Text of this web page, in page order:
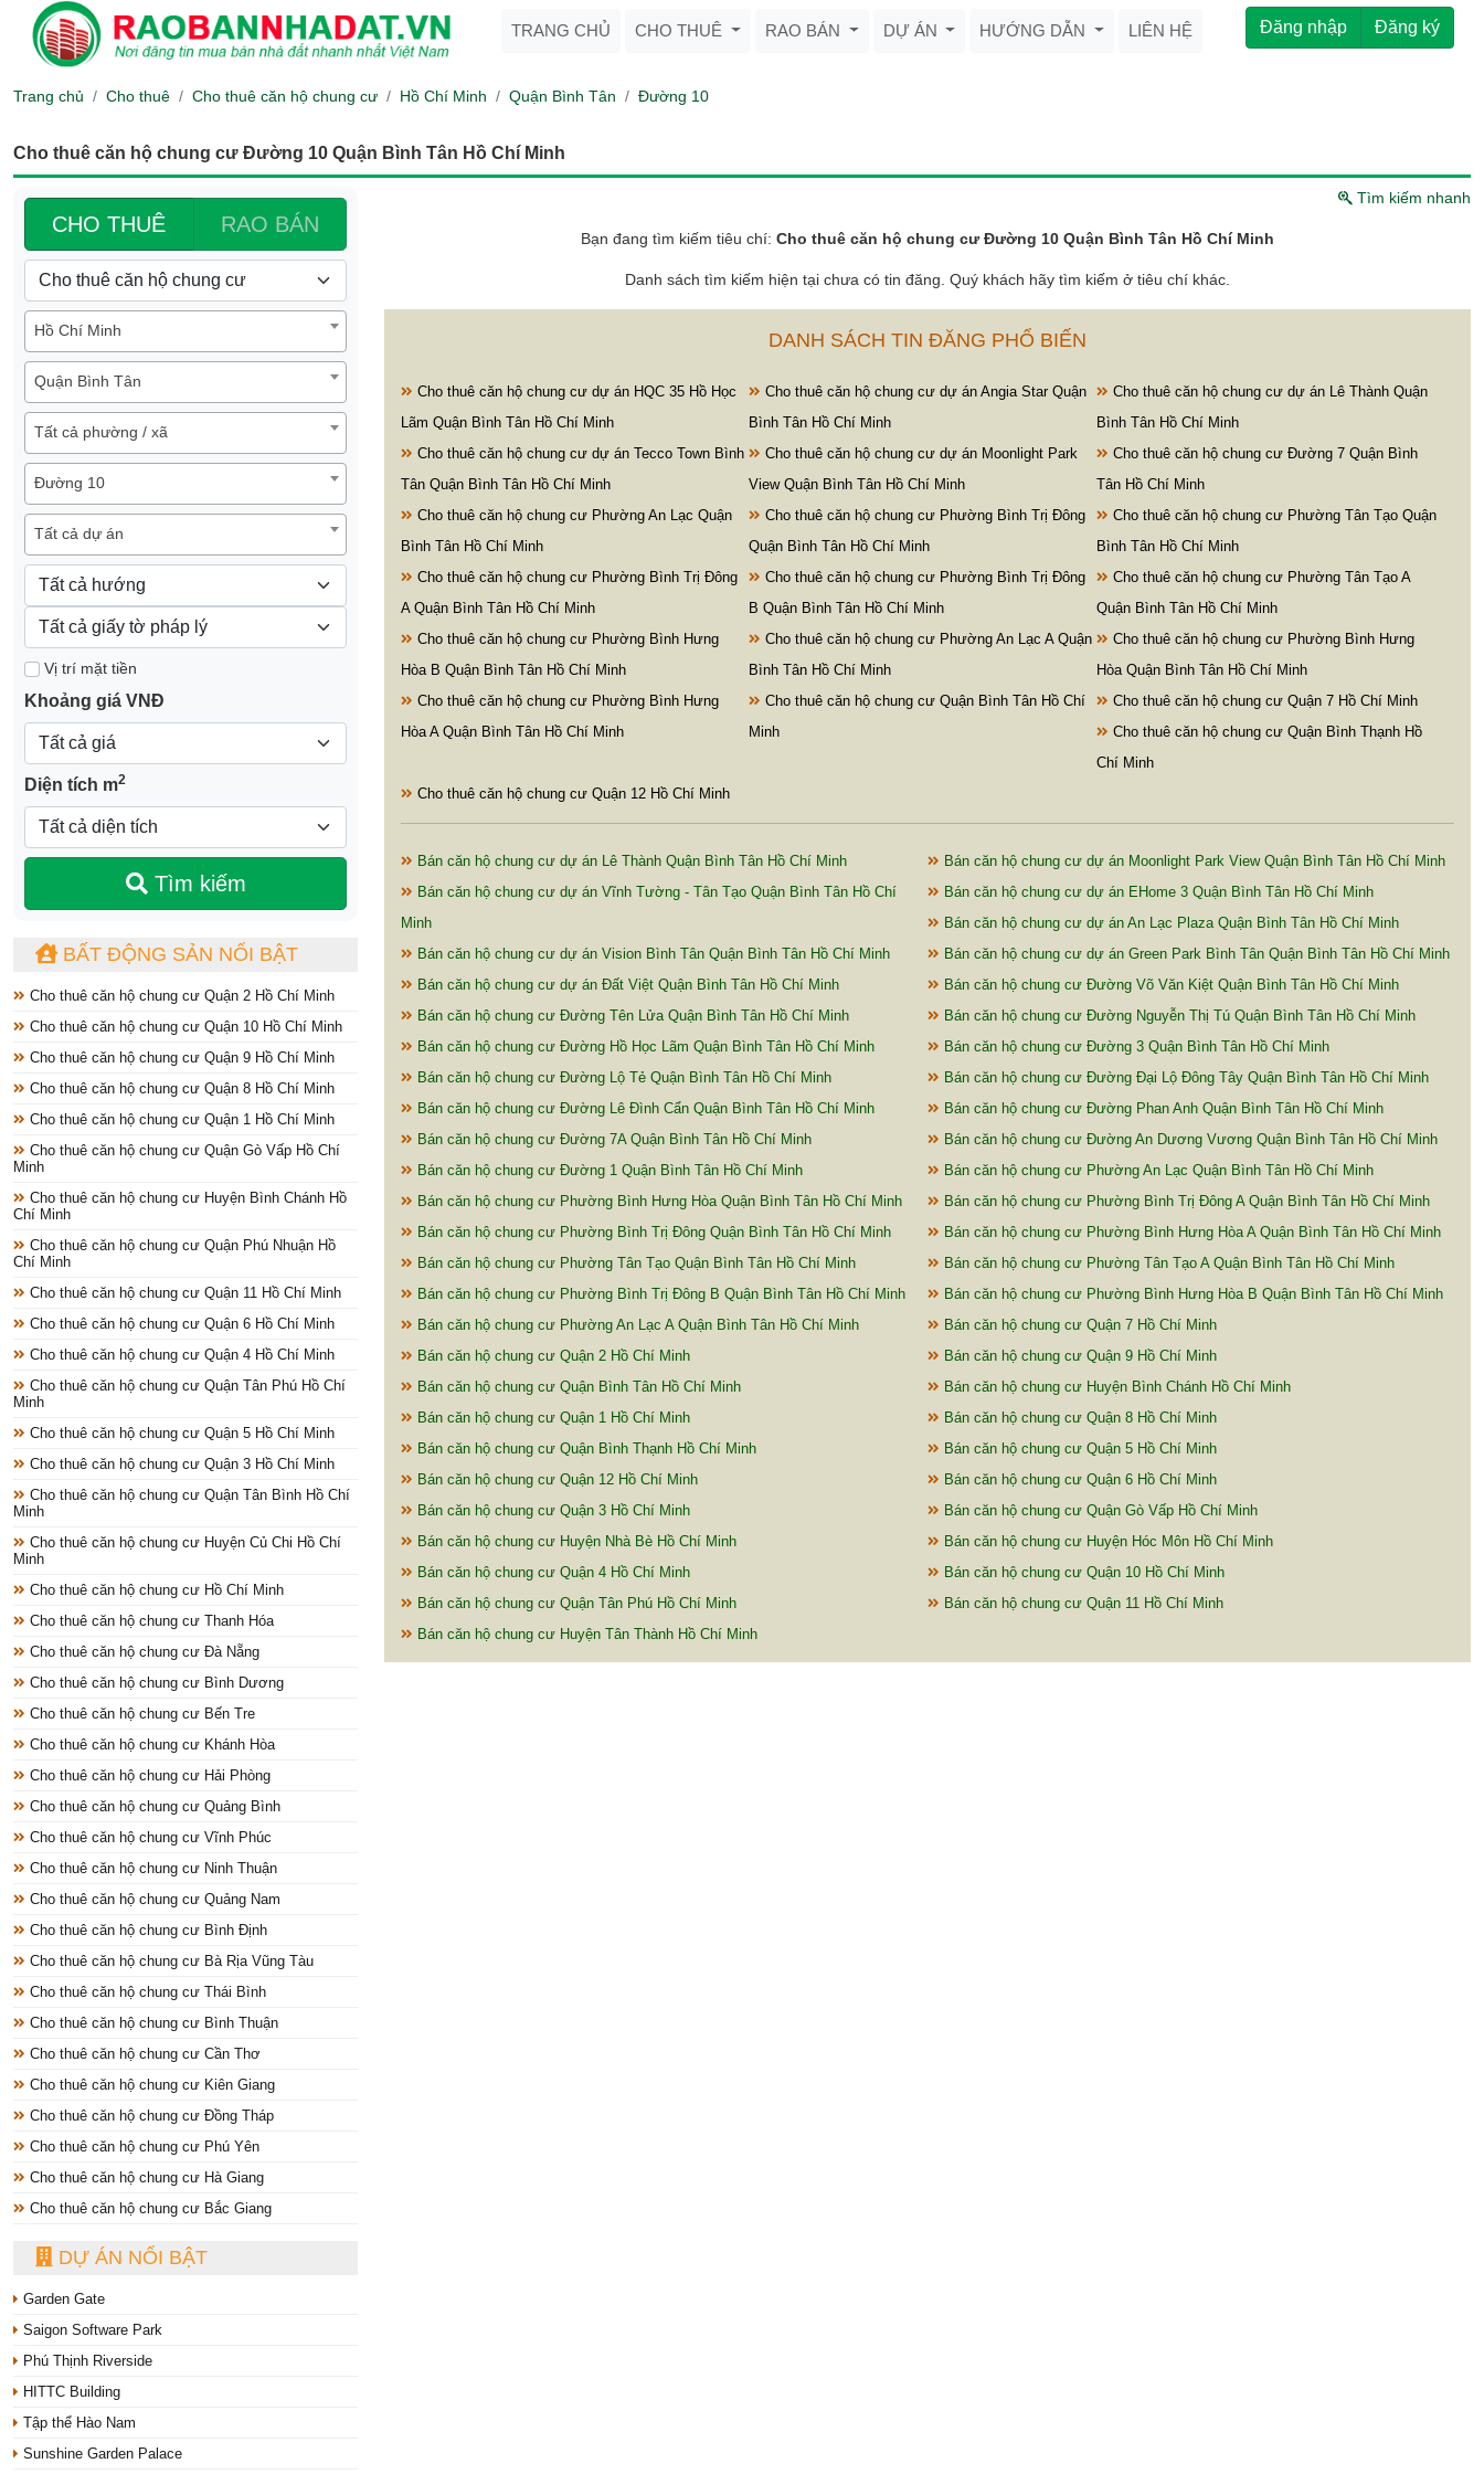
TRANG CHỦ CHO THUÊ RAO BÁN DỰ ÁN HƯỚNG DẪN LIÊN HỆ Đăng nhập Đăng ký
Trang chủ Cho thuê Cho thuê căn hộ chung cư Hồ Chí Minh Quận Bình Tân Đường 10
Cho thuê căn hộ chung cư Đường 10 Quận Bình Tân Hồ Chí Minh
CHO THUÊ RAO BÁN
Hồ Chí Minh
Quận Bình Tân
Tất cả phường / xã
Đường 10
Tất cả dự án
Vị trí mặt tiền
Khoảng giá VNĐ
Diện tích m2
Tìm kiếm
BẤT ĐỘNG SẢN NỔI BẬT
Cho thuê căn hộ chung cư Quận 2 Hồ Chí Minh
Cho thuê căn hộ chung cư Quận 10 Hồ Chí Minh
Cho thuê căn hộ chung cư Quận 9 Hồ Chí Minh
Cho thuê căn hộ chung cư Quận 8 Hồ Chí Minh
Cho thuê căn hộ chung cư Quận 1 Hồ Chí Minh
Cho thuê căn hộ chung cư Quận Gò Vấp Hồ Chí
Minh
Cho thuê căn hộ chung cư Huyện Bình Chánh Hồ
Chí Minh
Cho thuê căn hộ chung cư Quận Phú Nhuận Hồ
Chí Minh
Cho thuê căn hộ chung cư Quận 11 Hồ Chí Minh
Cho thuê căn hộ chung cư Quận 6 Hồ Chí Minh
Cho thuê căn hộ chung cư Quận 4 Hồ Chí Minh
Cho thuê căn hộ chung cư Quận Tân Phú Hồ Chí
Minh
Cho thuê căn hộ chung cư Quận 5 Hồ Chí Minh
Cho thuê căn hộ chung cư Quận 3 Hồ Chí Minh
Cho thuê căn hộ chung cư Quận Tân Bình Hồ Chí
Minh
Cho thuê căn hộ chung cư Huyện Củ Chi Hồ Chí
Minh
Cho thuê căn hộ chung cư Hồ Chí Minh
Cho thuê căn hộ chung cư Thanh Hóa
Cho thuê căn hộ chung cư Đà Nẵng
Cho thuê căn hộ chung cư Bình Dương
Cho thuê căn hộ chung cư Bến Tre
Cho thuê căn hộ chung cư Khánh Hòa
Cho thuê căn hộ chung cư Hải Phòng
Cho thuê căn hộ chung cư Quảng Bình
Cho thuê căn hộ chung cư Vĩnh Phúc
Cho thuê căn hộ chung cư Ninh Thuận
Cho thuê căn hộ chung cư Quảng Nam
Cho thuê căn hộ chung cư Bình Định
Cho thuê căn hộ chung cư Bà Rịa Vũng Tàu
Cho thuê căn hộ chung cư Thái Bình
Cho thuê căn hộ chung cư Bình Thuận
Cho thuê căn hộ chung cư Cần Thơ
Cho thuê căn hộ chung cư Kiên Giang
Cho thuê căn hộ chung cư Đồng Tháp
Cho thuê căn hộ chung cư Phú Yên
Cho thuê căn hộ chung cư Hà Giang
Cho thuê căn hộ chung cư Bắc Giang
DỰ ÁN NỔI BẬT
Garden Gate
Saigon Software Park
Phú Thịnh Riverside
HITTC Building
Tập thể Hào Nam
Sunshine Garden Palace
Tìm kiếm nhanh
Bạn đang tìm kiếm tiêu chí: Cho thuê căn hộ chung cư Đường 10 Quận Bình Tân Hồ Chí Minh
Danh sách tìm kiếm hiện tại chưa có tin đăng. Quý khách hãy tìm kiếm ở tiêu chí khác.
DANH SÁCH TIN ĐĂNG PHỔ BIẾN
Cho thuê căn hộ chung cư dự án HQC 35 Hồ Học
Lãm Quận Bình Tân Hồ Chí Minh
Cho thuê căn hộ chung cư dự án Angia Star Quận
Bình Tân Hồ Chí Minh
Cho thuê căn hộ chung cư dự án Lê Thành Quận
Bình Tân Hồ Chí Minh
Cho thuê căn hộ chung cư dự án Tecco Town Bình
Tân Quận Bình Tân Hồ Chí Minh
Cho thuê căn hộ chung cư dự án Moonlight Park
View Quận Bình Tân Hồ Chí Minh
Cho thuê căn hộ chung cư Đường 7 Quận Bình
Tân Hồ Chí Minh
Cho thuê căn hộ chung cư Phường An Lạc Quận
Bình Tân Hồ Chí Minh
Cho thuê căn hộ chung cư Phường Bình Trị Đông
Quận Bình Tân Hồ Chí Minh
Cho thuê căn hộ chung cư Phường Tân Tạo Quận
Bình Tân Hồ Chí Minh
Cho thuê căn hộ chung cư Phường Bình Trị Đông
A Quận Bình Tân Hồ Chí Minh
Cho thuê căn hộ chung cư Phường Bình Trị Đông
B Quận Bình Tân Hồ Chí Minh
Cho thuê căn hộ chung cư Phường Tân Tạo A
Quận Bình Tân Hồ Chí Minh
Cho thuê căn hộ chung cư Phường Bình Hưng
Hòa B Quận Bình Tân Hồ Chí Minh
Cho thuê căn hộ chung cư Phường An Lạc A Quận
Bình Tân Hồ Chí Minh
Cho thuê căn hộ chung cư Phường Bình Hưng
Hòa Quận Bình Tân Hồ Chí Minh
Cho thuê căn hộ chung cư Phường Bình Hưng
Hòa A Quận Bình Tân Hồ Chí Minh
Cho thuê căn hộ chung cư Quận Bình Tân Hồ Chí
Minh
Cho thuê căn hộ chung cư Quận 7 Hồ Chí Minh
Cho thuê căn hộ chung cư Quận Bình Thạnh Hồ
Chí Minh
Cho thuê căn hộ chung cư Quận 12 Hồ Chí Minh
Bán căn hộ chung cư dự án Lê Thành Quận Bình Tân Hồ Chí Minh
Bán căn hộ chung cư dự án Moonlight Park View Quận Bình Tân Hồ Chí Minh
Bán căn hộ chung cư dự án Vĩnh Tường - Tân Tạo Quận Bình Tân Hồ Chí
Minh
Bán căn hộ chung cư dự án EHome 3 Quận Bình Tân Hồ Chí Minh
Bán căn hộ chung cư dự án An Lạc Plaza Quận Bình Tân Hồ Chí Minh
Bán căn hộ chung cư dự án Vision Bình Tân Quận Bình Tân Hồ Chí Minh
Bán căn hộ chung cư dự án Green Park Bình Tân Quận Bình Tân Hồ Chí Minh
Bán căn hộ chung cư dự án Đất Việt Quận Bình Tân Hồ Chí Minh
Bán căn hộ chung cư Đường Võ Văn Kiệt Quận Bình Tân Hồ Chí Minh
Bán căn hộ chung cư Đường Tên Lửa Quận Bình Tân Hồ Chí Minh
Bán căn hộ chung cư Đường Nguyễn Thị Tú Quận Bình Tân Hồ Chí Minh
Bán căn hộ chung cư Đường Hồ Học Lãm Quận Bình Tân Hồ Chí Minh
Bán căn hộ chung cư Đường 3 Quận Bình Tân Hồ Chí Minh
Bán căn hộ chung cư Đường Lộ Tẻ Quận Bình Tân Hồ Chí Minh
Bán căn hộ chung cư Đường Đại Lộ Đông Tây Quận Bình Tân Hồ Chí Minh
Bán căn hộ chung cư Đường Lê Đình Cẩn Quận Bình Tân Hồ Chí Minh
Bán căn hộ chung cư Đường Phan Anh Quận Bình Tân Hồ Chí Minh
Bán căn hộ chung cư Đường 7A Quận Bình Tân Hồ Chí Minh
Bán căn hộ chung cư Đường An Dương Vương Quận Bình Tân Hồ Chí Minh
Bán căn hộ chung cư Đường 1 Quận Bình Tân Hồ Chí Minh
Bán căn hộ chung cư Phường An Lạc Quận Bình Tân Hồ Chí Minh
Bán căn hộ chung cư Phường Bình Hưng Hòa Quận Bình Tân Hồ Chí Minh
Bán căn hộ chung cư Phường Bình Trị Đông A Quận Bình Tân Hồ Chí Minh
Bán căn hộ chung cư Phường Bình Trị Đông Quận Bình Tân Hồ Chí Minh
Bán căn hộ chung cư Phường Bình Hưng Hòa A Quận Bình Tân Hồ Chí Minh
Bán căn hộ chung cư Phường Tân Tạo Quận Bình Tân Hồ Chí Minh
Bán căn hộ chung cư Phường Tân Tạo A Quận Bình Tân Hồ Chí Minh
Bán căn hộ chung cư Phường Bình Trị Đông B Quận Bình Tân Hồ Chí Minh
Bán căn hộ chung cư Phường Bình Hưng Hòa B Quận Bình Tân Hồ Chí Minh
Bán căn hộ chung cư Phường An Lạc A Quận Bình Tân Hồ Chí Minh
Bán căn hộ chung cư Quận 7 Hồ Chí Minh
Bán căn hộ chung cư Quận 2 Hồ Chí Minh
Bán căn hộ chung cư Quận 9 Hồ Chí Minh
Bán căn hộ chung cư Quận Bình Tân Hồ Chí Minh
Bán căn hộ chung cư Huyện Bình Chánh Hồ Chí Minh
Bán căn hộ chung cư Quận 1 Hồ Chí Minh
Bán căn hộ chung cư Quận 8 Hồ Chí Minh
Bán căn hộ chung cư Quận Bình Thạnh Hồ Chí Minh
Bán căn hộ chung cư Quận 5 Hồ Chí Minh
Bán căn hộ chung cư Quận 12 Hồ Chí Minh
Bán căn hộ chung cư Quận 6 Hồ Chí Minh
Bán căn hộ chung cư Quận 3 Hồ Chí Minh
Bán căn hộ chung cư Quận Gò Vấp Hồ Chí Minh
Bán căn hộ chung cư Huyện Nhà Bè Hồ Chí Minh
Bán căn hộ chung cư Huyện Hóc Môn Hồ Chí Minh
Bán căn hộ chung cư Quận 4 Hồ Chí Minh
Bán căn hộ chung cư Quận 10 Hồ Chí Minh
Bán căn hộ chung cư Quận Tân Phú Hồ Chí Minh
Bán căn hộ chung cư Quận 11 Hồ Chí Minh
Bán căn hộ chung cư Huyện Tân Thành Hồ Chí Minh